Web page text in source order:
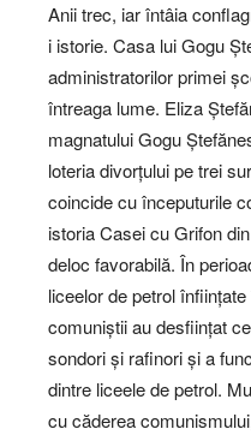
Anii trec, iar întâia
i istorie. Casa lui Gogu
administratorilor primei
întreaga lume. Eliza
magnatului Gogu
loteria divorțului pe trei
coincide cu începuturile
istoria Casei cu Grifon
deloc favorabilă. În
liceelor de petrol
comuniștii au desființat
sondori și rafinori și a
dintre liceele de petrol.
cu căderea